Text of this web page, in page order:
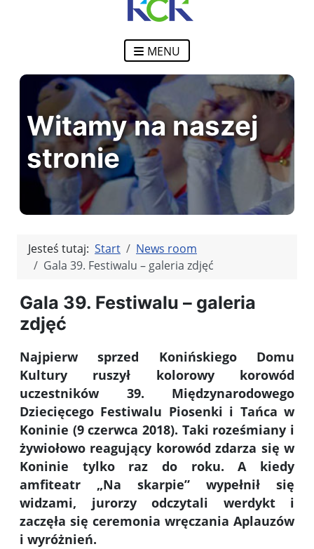
MENU
Witamy na naszej
stronie
Jesteś tutaj: Start
News room
Gala 39. Festiwalu – galeria zdjęć
Gala 39. Festiwalu – galeria
zdjęć
Najpierw sprzed Konińskiego Domu
Kultury ruszył kolorowy korowód
uczestników 39. Międzynarodowego
Dziecięcego Festiwalu Piosenki i Tańca w
Koninie (9 czerwca 2018). Taki roześmiany i
żywiołowo reagujący korowód zdarza się w
Koninie tylko raz do roku. A kiedy
amfiteatr „Na skarpie” wypełnił się
widzami, jurorzy odczytali werdykt i
zaczęła się ceremonia wręczania Aplauzów
i wyróżnień.